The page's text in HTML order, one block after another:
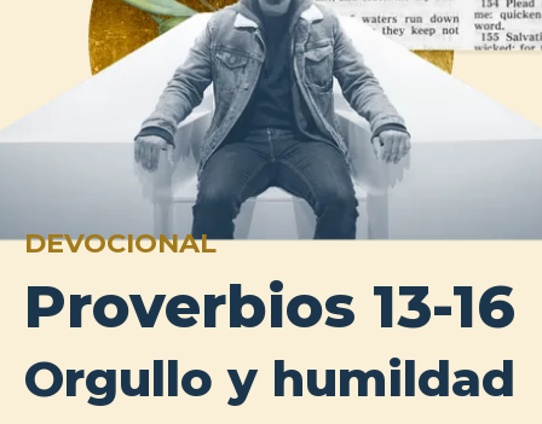
DEVOCIONAL
Proverbios 13-16
Orgullo y humildad